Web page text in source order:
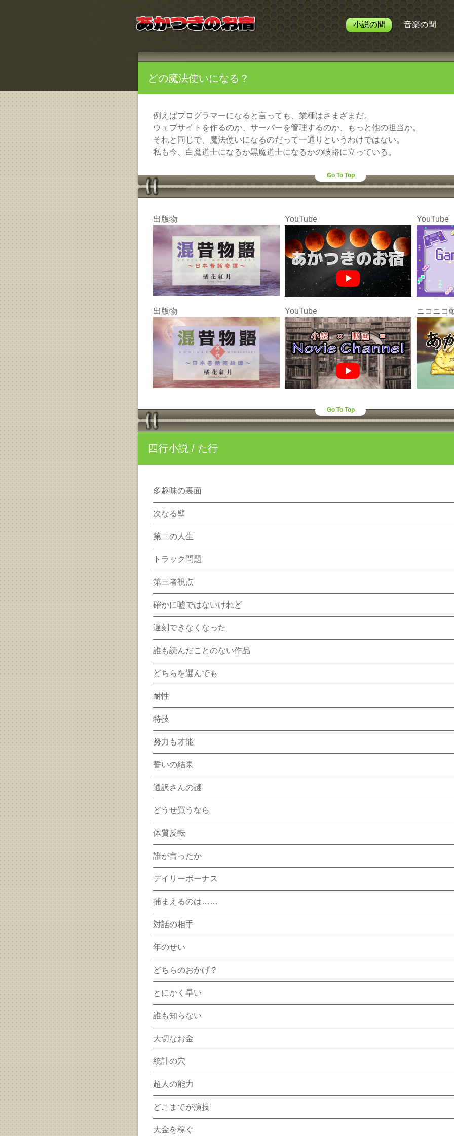
小説の間 音楽の間
どの魔法使いになる？
例えばプログラマーになると言っても、業種はさまざまだ。
ウェブサイトを作るのか、サーバーを管理するのか、もっと他の担当か。
それと同じで、魔法使いになるのだって一通りというわけではない。
私も今、白魔道士になるか黒魔道士になるかの岐路に立っている。
Go To Top
出版物
出版物
YouTube
YouTube
YouTube
ニコニコ
Go To Top
四行小説 / た行
多趣味の裏面
次なる壁
第二の人生
トラック問題
第三者視点
確かに嘘ではないけれど
遅刻できなくなった
誰も読んだことのない作品
どちらを選んでも
耐性
特技
努力も才能
誓いの結果
通訳さんの謎
どうせ買うなら
体質反転
誰が言ったか
デイリーボーナス
捕まえるのは……
対話の相手
年のせい
どちらのおかげ？
とにかく早い
誰も知らない
大切なお金
統計の穴
超人の能力
どこまでが演技
大金を稼ぐ